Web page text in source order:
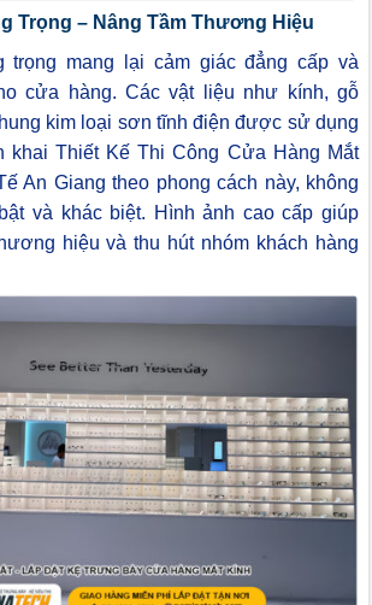
Trọng – Nâng Tầm Thương Hiệu
trọng mang lại cảm giác đẳng cấp và
cửa hàng. Các vật liệu như kính, gỗ
kim loại sơn tĩnh điện được sử dụng
khai Thiết Kế Thi Công Cửa Hàng Mắt
An Giang theo phong cách này, không
và khác biệt. Hình ảnh cao cấp giúp
hiệu và thu hút nhóm khách hàng